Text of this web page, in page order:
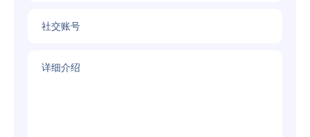
社交账号
详细介绍